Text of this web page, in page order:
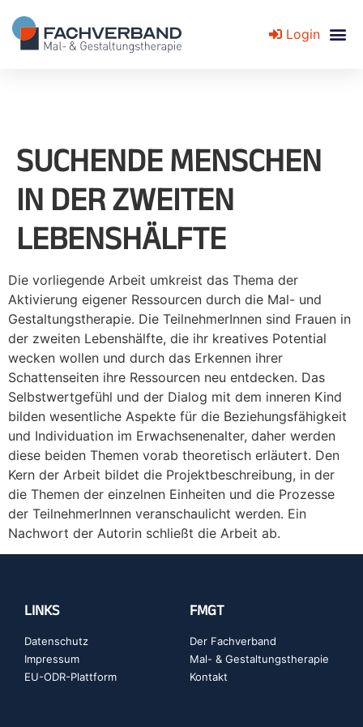
Login
SUCHENDE MENSCHEN
IN DER ZWEITEN
LEBENSHÄLFTE
Die vorliegende Arbeit umkreist das Thema der
Aktivierung eigener Ressourcen durch die Mal- und
Gestaltungstherapie. Die TeilnehmerInnen sind Frauen in
der zweiten Lebenshälfte, die ihr kreatives Potential
wecken wollen und durch das Erkennen ihrer
Schattenseiten ihre Ressourcen neu entdecken. Das
Selbstwertgefühl und der Dialog mit dem inneren Kind
bilden wesentliche Aspekte für die Beziehungsfähigkeit
und Individuation im Erwachsenenalter, daher werden
diese beiden Themen vorab theoretisch erläutert. Den
Kern der Arbeit bildet die Projektbeschreibung, in der
die Themen der einzelnen Einheiten und die Prozesse
der TeilnehmerInnen veranschaulicht werden. Ein
Nachwort der Autorin schließt die Arbeit ab.
LINKS
Datenschutz
Impressum
EU-ODR-Plattform
FMGT
Der Fachverband
Mal- & Gestaltungstherapie
Kontakt